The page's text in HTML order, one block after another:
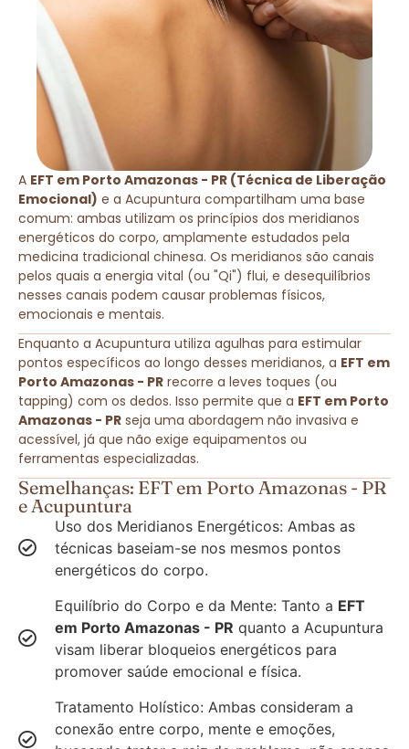
A EFT em Porto Amazonas - PR (Técnica de Liberação
Emocional) e a Acupuntura compartilham uma base
comum: ambas utilizam os princípios dos meridianos
energéticos do corpo, amplamente estudados pela
medicina tradicional chinesa. Os meridianos são canais
pelos quais a energia vital (ou "Qi") flui, e desequilíbrios
nesses canais podem causar problemas físicos,
emocionais e mentais.
Enquanto a Acupuntura utiliza agulhas para estimular
pontos específicos ao longo desses meridianos, a EFT em
Porto Amazonas - PR recorre a leves toques (ou
tapping) com os dedos. Isso permite que a EFT em Porto
Amazonas - PR seja uma abordagem não invasiva e
acessível, já que não exige equipamentos ou
ferramentas especializadas.
Semelhanças: EFT em Porto Amazonas - PR
e Acupuntura
Uso dos Meridianos Energéticos: Ambas as
técnicas baseiam-se nos mesmos pontos
energéticos do corpo.
Equilíbrio do Corpo e da Mente: Tanto a EFT
em Porto Amazonas - PR quanto a Acupuntura
visam liberar bloqueios energéticos para
promover saúde emocional e física.
Tratamento Holístico: Ambas consideram a
conexão entre corpo, mente e emoções,